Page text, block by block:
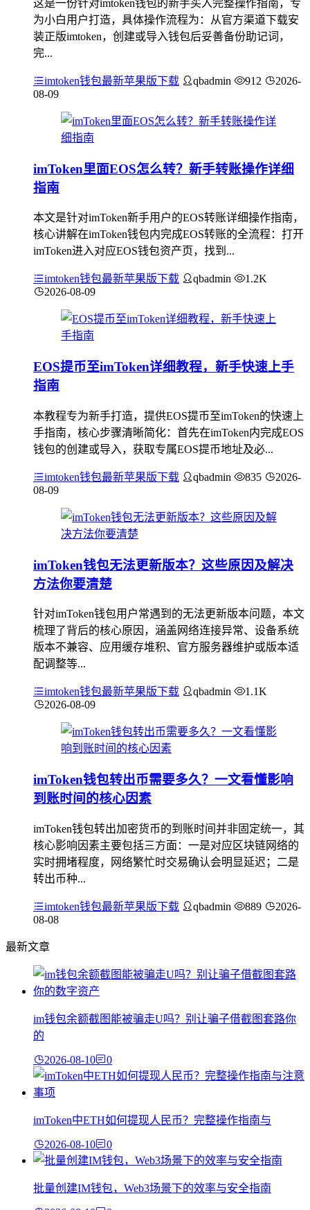
这是一份针对imtoken钱包的新手买入完整操作指南，专
为小白用户打造，具体操作流程为：从官方渠道下载安
装正版imtoken，创建或导入钱包后妥善备份助记词，
完...
imtoken钱包最新苹果版下载 qbadmin 912
2026-
08-09
imToken里面EOS怎么转？新手转账操作详细
指南
本文是针对imToken新手用户的EOS转账详细操作指南，
核心讲解在imToken钱包内完成EOS转账的全流程：打开
imToken进入对应EOS钱包资产页，找到...
imtoken钱包最新苹果版下载 qbadmin
1.2K
2026-08-09
EOS提币至imToken详细教程，新手快速上手
指南
本教程专为新手打造，提供EOS提币至imToken的快速上
手指南，核心步骤清晰简化：首先在imToken内完成EOS
钱包的创建或导入，获取专属EOS提币地址及必...
imtoken钱包最新苹果版下载 qbadmin 835
2026-
08-09
imToken钱包无法更新版本？这些原因及解决
方法你要清楚
针对imToken钱包用户常遇到的无法更新版本问题，本文
梳理了背后的核心原因，涵盖网络连接异常、设备系统
版本不兼容、应用缓存堆积、官方服务器维护或版本适
配调整等...
imtoken钱包最新苹果版下载 qbadmin
1.1K
2026-08-09
imToken钱包转出币需要多久？一文看懂影响
到账时间的核心因素
imToken钱包转出加密货币的到账时间并非固定统一，其
核心影响因素主要包括三方面：一是对应区块链网络的
实时拥堵程度，网络繁忙时交易确认会明显延迟；二是
转出币种...
imtoken钱包最新苹果版下载 qbadmin 889
2026-
08-08
最新文章
im钱包余额截图能被骗走U吗？别让骗子借截图套路你
的
2026-08-10 0
imToken中ETH如何提现人民币？完整操作指南与
2026-08-10 0
批量创建IM钱包，Web3场景下的效率与安全指南